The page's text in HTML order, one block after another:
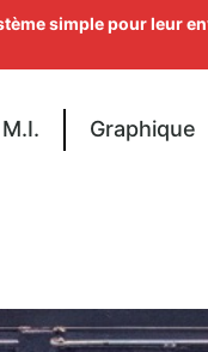
Graphique
simple pour leur